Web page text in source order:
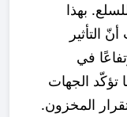
بهذا
التأثير
في
تؤكّد الجهات
المخزون.